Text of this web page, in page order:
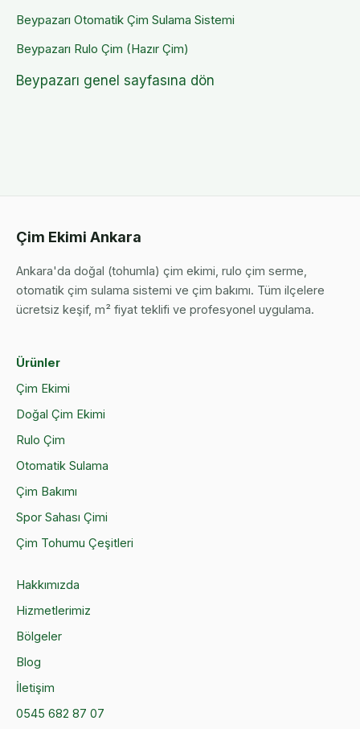
Beypazarı Otomatik Çim Sulama Sistemi
Beypazarı Rulo Çim (Hazır Çim)
Beypazarı genel sayfasına dön
Çim Ekimi Ankara
Ankara'da doğal (tohumla) çim ekimi, rulo çim serme,
otomatik çim sulama sistemi ve çim bakımı. Tüm ilçelere
ücretsiz keşif, m² fiyat teklifi ve profesyonel uygulama.
Ürünler
Çim Ekimi
Doğal Çim Ekimi
Rulo Çim
Otomatik Sulama
Çim Bakımı
Spor Sahası Çimi
Çim Tohumu Çeşitleri
Hakkımızda
Hizmetlerimiz
Bölgeler
Blog
İletişim
0545 682 87 07